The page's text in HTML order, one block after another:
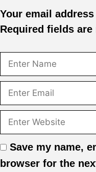
Your email
Required fields are
Save my name,
browser for the